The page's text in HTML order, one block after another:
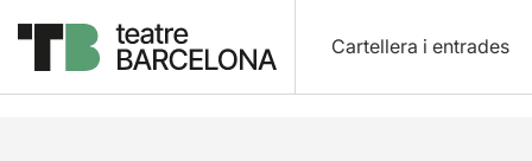
Cartellera i entrades